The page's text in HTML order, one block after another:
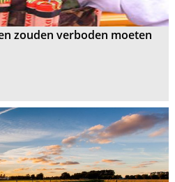
zouden verboden moeten